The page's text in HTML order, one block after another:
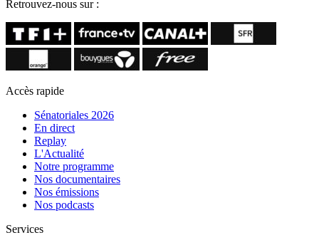
Retrouvez-nous sur :
Accès rapide
Sénatoriales 2026
En direct
Replay
L'Actualité
Notre programme
Nos documentaires
Nos émissions
Nos podcasts
Services